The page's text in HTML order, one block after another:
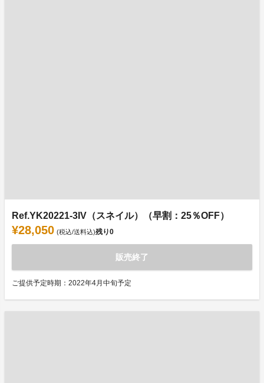
Ref.YK20221-3IV（スネイル）（早割：25％OFF）
¥28,050 (税込/送料込)残り0
販売終了
ご提供予定時期：2022年4月中旬予定